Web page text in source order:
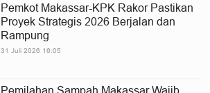
Pemkot Makassar-KPK Rakor Pastikan
Proyek Strategis 2026 Berjalan dan
Rampung
31 Juli 2026 16:05
Pemilahan Sampah Makassar Wajib